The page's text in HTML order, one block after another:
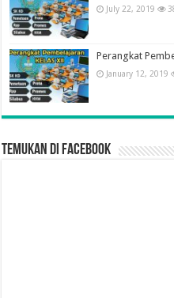
July 22, 2019
Perangkat
January 12, 2019
Temukan di Facebook